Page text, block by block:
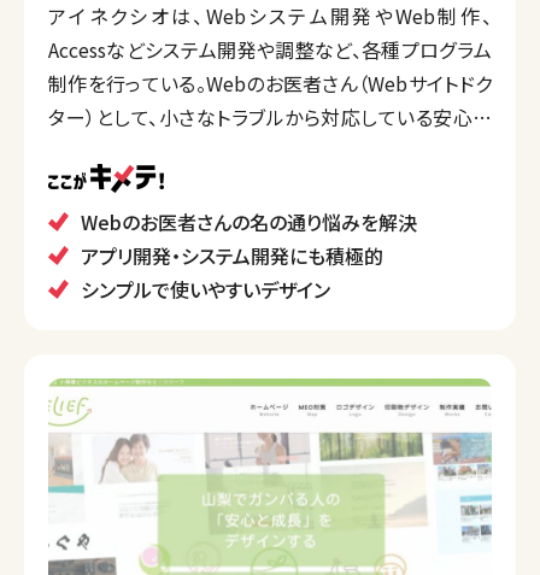
アイネクシオは、Webシステム開発やWeb制作、
Accessなどシステム開発や調整など、各種プログラム
制作を行っている。Webのお医者さん（Webサイトドク
ター）として、小さなトラブルから対応している安心感
Webのお医者さんの名の通り悩みを解決
アプリ開発・システム開発にも積極的
シンプルで使いやすいデザイン